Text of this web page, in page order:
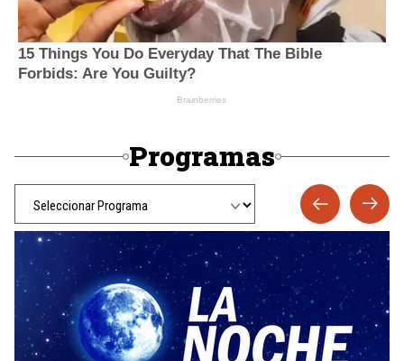
Programas